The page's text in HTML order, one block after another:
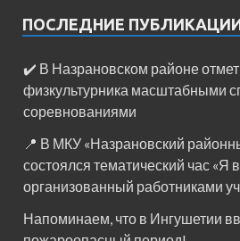
ПОСЛЕДНИЕ
✔️ В Назрановском районе
физкультурника масштабными
соревнованиями
📍 В МКУ «Назрановский
состоялся тематический час «Я
организованный работниками
Напоминаем, что в Ингушетии